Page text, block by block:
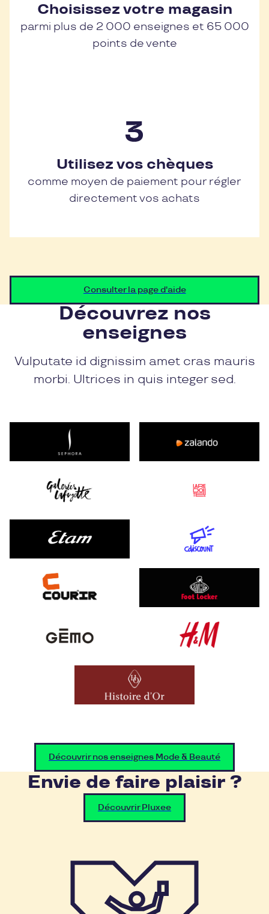
Choisissez votre magasin
parmi plus de 2 000 enseignes et 65 000
points de vente
Utilisez vos chèques
comme moyen de paiement pour régler
directement vos achats
Consulter la page d'aide
Découvrez nos
enseignes
Vulputate id dignissim amet cras mauris
morbi. Ultrices in quis integer sed.
Découvrir nos enseignes Mode & Beauté
Envie de faire plaisir ?
Découvrir Pluxee